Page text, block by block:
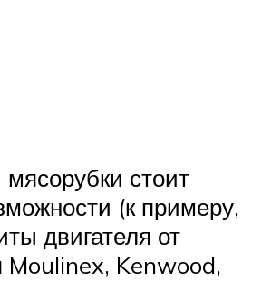
стоит
(к примеру,
двигателя от
Moulinex, Kenwood,